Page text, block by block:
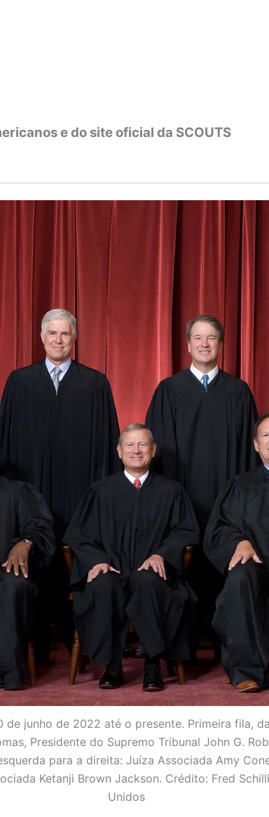
e do site oficial da SCOUTS
junho de 2022 até o presente. Primeira fila,
Presidente do Supremo Tribunal John G.
para a direita: Juíza Associada Amy
Ketanji Brown Jackson. Crédito: Fred
Unidos